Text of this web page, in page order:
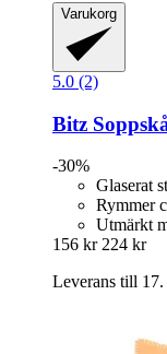
Varukorg
5.0 (2)
Bitz
-30%
Glaserat
Rymmer
Utmärkt
156 kr 224 kr
Leverans till 17.